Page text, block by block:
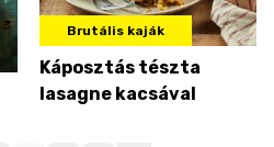
Brutális kaják
Káposztás tészta
lasagne kacsával